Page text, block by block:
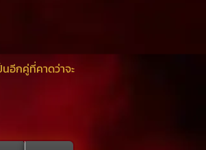
อีกคู่ที่คาดว่าจะ